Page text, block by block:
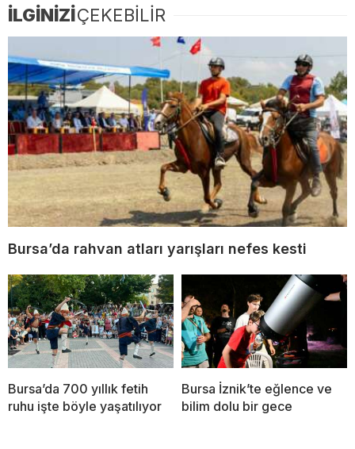
İLGİNİZİÇEKEBİLİR
Bursa’da rahvan atları yarışları nefes kesti
Bursa’da 700 yıllık fetih
ruhu işte böyle yaşatılıyor
Bursa İznik’te eğlence ve
bilim dolu bir gece